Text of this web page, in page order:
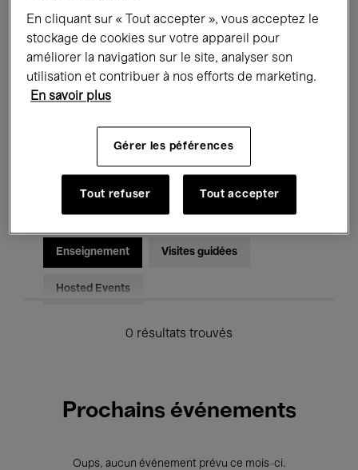
Expositions Films Performances
Rencontres & Débats Jazz
Musique électronique
Pour tous Kids’ Palace
Enseignement Visites guidées
Hosted Events
0 résultats trouvés
Prochains événements
Oups, aucun événement prévu ce mois-ci.
En cliquant sur « Tout accepter », vous acceptez le
stockage de cookies sur votre appareil pour
améliorer la navigation sur le site, analyser son
utilisation et contribuer à nos efforts de marketing.
En savoir plus
Gérer les péférences
Tout refuser Tout accepter